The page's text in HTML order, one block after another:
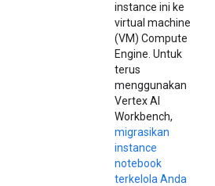
instance ini ke
virtual machine
(VM) Compute
Engine. Untuk
terus
menggunakan
Vertex AI
Workbench,
migrasikan
instance
notebook
terkelola Anda